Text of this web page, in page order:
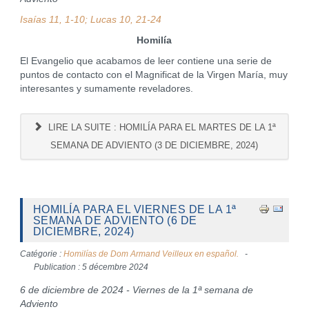
Isaías 11, 1-10; Lucas 10, 21-24
Homilía
El Evangelio que acabamos de leer contiene una serie de
puntos de contacto con el Magnificat de la Virgen María, muy
interesantes y sumamente reveladores.
LIRE LA SUITE : HOMILÍA PARA EL MARTES DE LA 1ª
SEMANA DE ADVIENTO (3 DE DICIEMBRE, 2024)
HOMILÍA PARA EL VIERNES DE LA 1ª
SEMANA DE ADVIENTO (6 DE
DICIEMBRE, 2024)
Catégorie : Homilías de Dom Armand Veilleux en español.
Publication : 5 décembre 2024
6 de diciembre de 2024 - Viernes de la 1ª semana de
Adviento